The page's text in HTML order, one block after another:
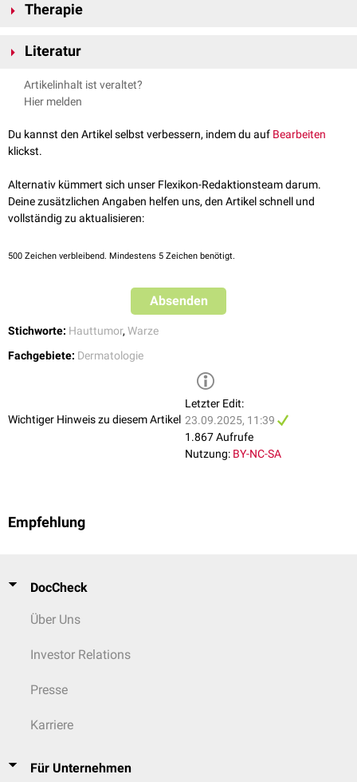
Therapie
in totoentfernt werden. An sich bedarf das Melanoakanthom in der
harmlosen Verruca seborrhoica darstellt.
Literatur
Altmeyers Enzyklopädie:
23.09.2025
Artikelinhalt ist veraltet?
Hier melden
Du kannst den Artikel selbst verbessern, indem du auf Bearbeiten
klickst.
Alternativ kümmert sich unser Flexikon-Redaktionsteam darum.
Deine zusätzlichen Angaben helfen uns, den Artikel schnell und
vollständig zu aktualisieren:
500 Zeichen verbleibend. Mindestens 5 Zeichen benötigt.
Absenden
Stichworte: Hauttumor, Warze
Fachgebiete: Dermatologie
Wichtiger Hinweis zu diesem Artikel
Letzter Edit:
23.09.2025, 11:39
1.867 Aufrufe
Nutzung: BY-NC-SA
Empfehlung
DocCheck
Über Uns
Investor Relations
Presse
Karriere
Für Unternehmen